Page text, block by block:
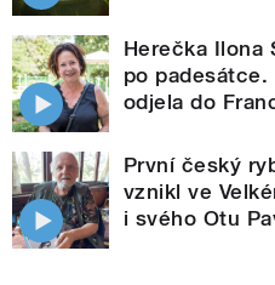
Herečka Ilona
po
odjela do
První český
vznikl ve
i svého Otu